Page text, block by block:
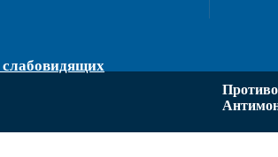
слабовидящих